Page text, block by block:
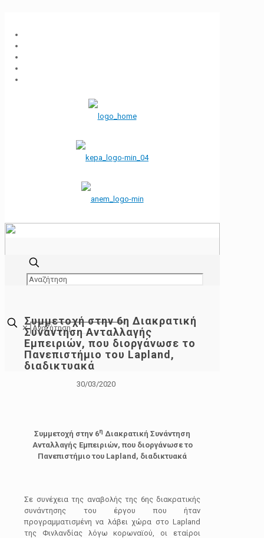
✕
Συμμετοχή στην 6η Διακρατική
Συνάντηση Ανταλλαγής
Εμπειριών, που διοργάνωσε το
Πανεπιστήμιο του Lapland,
διαδικτυακά
30/03/2020
Συμμετοχή στην 6η Διακρατική Συνάντηση
Ανταλλαγής Εμπειριών, που διοργάνωσε το
Πανεπιστήμιο του Lapland , διαδικτυακά
Σε συνέχεια της αναβολής της 6ης διακρατικής
συνάντησης του έργου που ήταν
προγραμματισμένη να λάβει χώρα στο Lapland
της Φινλανδίας λόγω κορωναϊού, οι εταίροι